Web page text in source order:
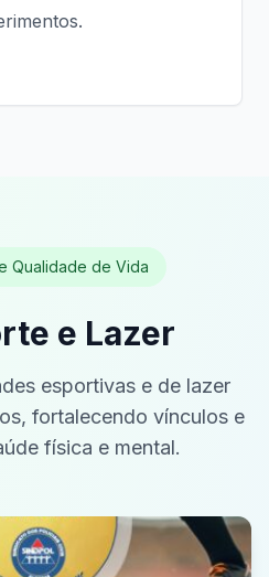
Qualidade de Vida
e Lazer
esportivas e de lazer
fortalecendo vínculos e
física e mental.